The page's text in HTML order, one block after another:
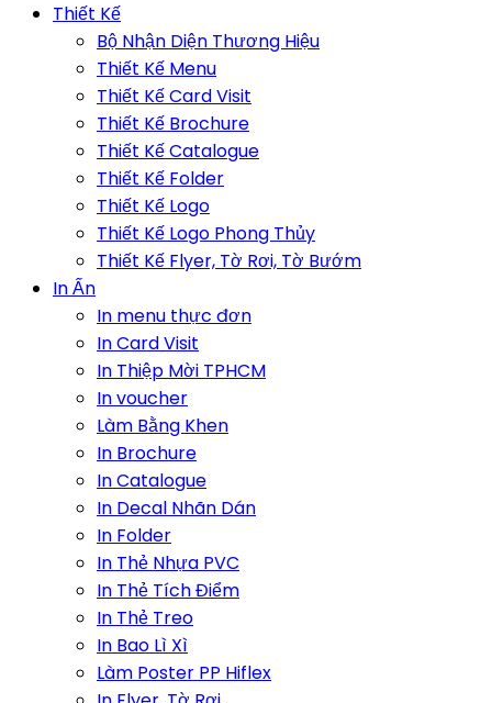
Thiết Kế
Bộ Nhận Diện Thương Hiệu
Thiết Kế Menu
Thiết Kế Card Visit
Thiết Kế Brochure
Thiết Kế Catalogue
Thiết Kế Folder
Thiết Kế Logo
Thiết Kế Logo Phong Thủy
Thiết Kế Flyer, Tờ Rơi, Tờ Bướm
In Ấn
In menu thực đơn
In Card Visit
In Thiệp Mời TPHCM
In voucher
Làm Bằng Khen
In Brochure
In Catalogue
In Decal Nhãn Dán
In Folder
In Thẻ Nhựa PVC
In Thẻ Tích Điểm
In Thẻ Treo
In Bao Lì Xì
Làm Poster PP Hiflex